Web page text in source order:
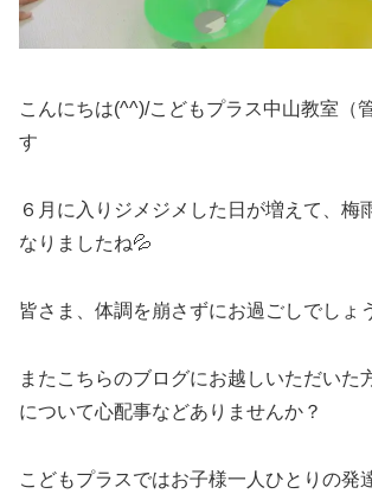
こんにちは(^^)/こどもプラス中山教室（
す
６月に入りジメジメした日が増えて、梅
なりましたね💦
皆さま、体調を崩さずにお過ごしでしょ
またこちらのブログにお越しいただいた
について心配事などありませんか？
こどもプラスではお子様一人ひとりの発